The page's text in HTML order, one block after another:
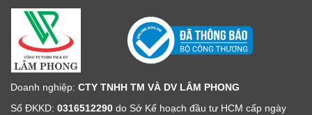
Doanh nghiệp: CTY TNHH TM VÀ DV LÂM PHONG
Số ĐKKD: 0316512290 do Sở Kế hoạch đầu tư HCM cấp ngày